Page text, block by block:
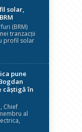
solar,
(BRM)
tranzacții
profil solar
pune
câștigă în
Chief
al